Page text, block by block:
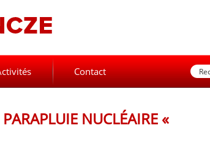
Contact
NUCLÉAIRE «